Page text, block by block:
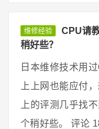
维修经验
CPU请
稍好些？
日本维修技术用
上上网也能应付
上的评测几乎找
个稍好些。 评论